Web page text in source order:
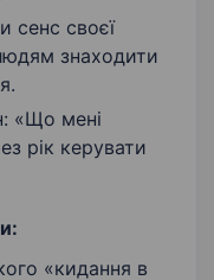
сенс своєї
знаходити
«Що мені
рік керувати
«кидання в